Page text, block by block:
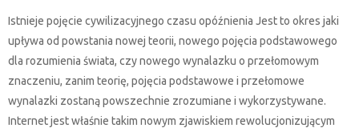
Istnieje pojęcie cywilizacyjnego czasu opóźnienia Jest to okres jaki
upływa od powstania nowej teorii, nowego pojęcia podstawowego
dla rozumienia świata, czy nowego wynalazku o przełomowym
znaczeniu, zanim teorię, pojęcia podstawowe i przełomowe
wynalazki zostaną powszechnie zrozumiane i wykorzystywane.
Internet jest właśnie takim nowym zjawiskiem rewolucjonizującym